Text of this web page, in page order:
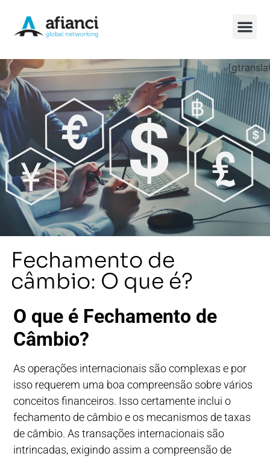
Fechamento de
câmbio: O que é?
O que é Fechamento de
Câmbio?
As operações internacionais são complexas e por
isso requerem uma boa compreensão sobre vários
conceitos financeiros. Isso certamente inclui o
fechamento de câmbio e os mecanismos de taxas
de câmbio. As transações internacionais são
intrincadas, exigindo assim a compreensão de